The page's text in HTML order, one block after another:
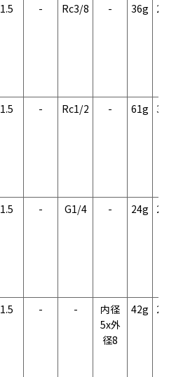
1.5 - Rc3/8 - 36g
1.5 - Rc1/2 - 61g
1.5 - G1/4 - 24g
1.5 - -
内径
5x外
径8
42g